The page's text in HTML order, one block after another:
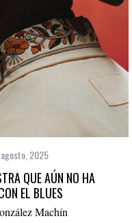
2025
QUE AÚN NO HA
EL BLUES
Machín